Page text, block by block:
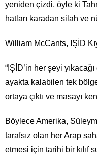
yeniden çizdi, öyle ki
hatları karadan silah ve
William McCants, IŞİD
“IŞİD’in her şeyi
ayakta kalabilen tek
ortaya çıktı ve masayı
Böylece Amerika,
tarafsız olan her Arap
etmesi için tarihi bir kılıf